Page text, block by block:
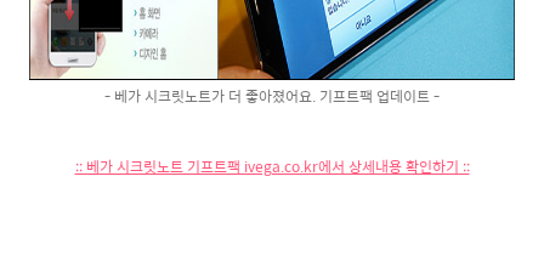
- 베가 시크릿노트가 더 좋아졌어요. 기프트팩 업데이트 -
:: 베가 시크릿노트 기프트팩 ivega.co.kr에서 상세내용 확인하기 ::